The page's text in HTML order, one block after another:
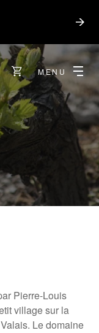
MENU
Pierre-Louis
village sur la
Le domaine